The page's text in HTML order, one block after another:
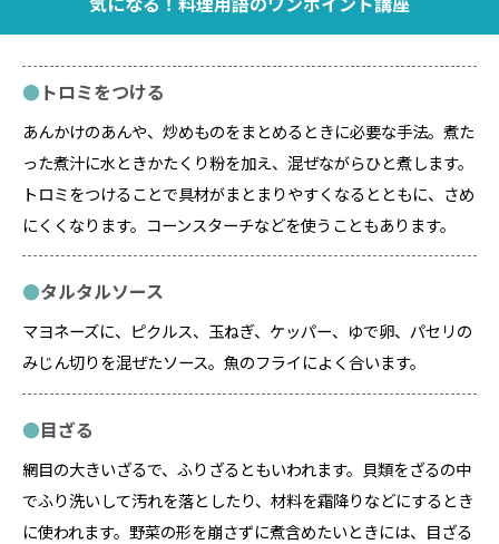
トロミをつける
あんかけのあんや、炒めものをまとめるときに必要な手法。煮た
った煮汁に水ときかたくり粉を加え、混ぜながらひと煮します。
トロミをつけることで具材がまとまりやすくなるとともに、さめ
にくくなります。コーンスターチなどを使うこともあります。
タルタルソース
マヨネーズに、ピクルス、玉ねぎ、ケッパー、ゆで卵、パセリの
みじん切りを混ぜたソース。魚のフライによく合います。
目ざる
網目の大きいざるで、ふりざるともいわれます。貝類をざるの中
でふり洗いして汚れを落としたり、材料を霜降りなどにするとき
に使われます。野菜の形を崩さずに煮含めたいときには、目ざる